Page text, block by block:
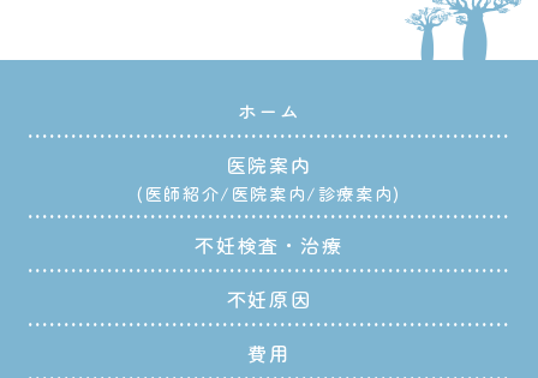
ホーム
医院案内
医師紹介 医院案内 診療案内
不妊検査・治療
不妊原因
費用